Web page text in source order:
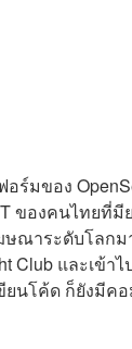
ร์มของ
ของคนไทยที่
ณาระดับโลกม
Club และเข้
ยนโค้ด ก็ยังมี